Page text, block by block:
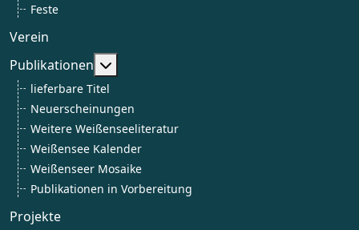
Feste
Verein
Publikationen
Weitere Informationen: Publikationen
lieferbare Titel
Neuerscheinungen
Weitere Weißenseeliteratur
Weißensee Kalender
Weißenseer Mosaike
Publikationen in Vorbereitung
Projekte